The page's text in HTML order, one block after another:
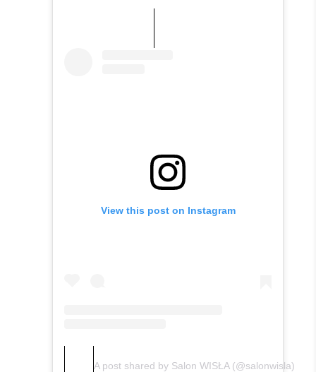
View this post on Instagram
A post shared by Salon WISŁA (@salonwisla)